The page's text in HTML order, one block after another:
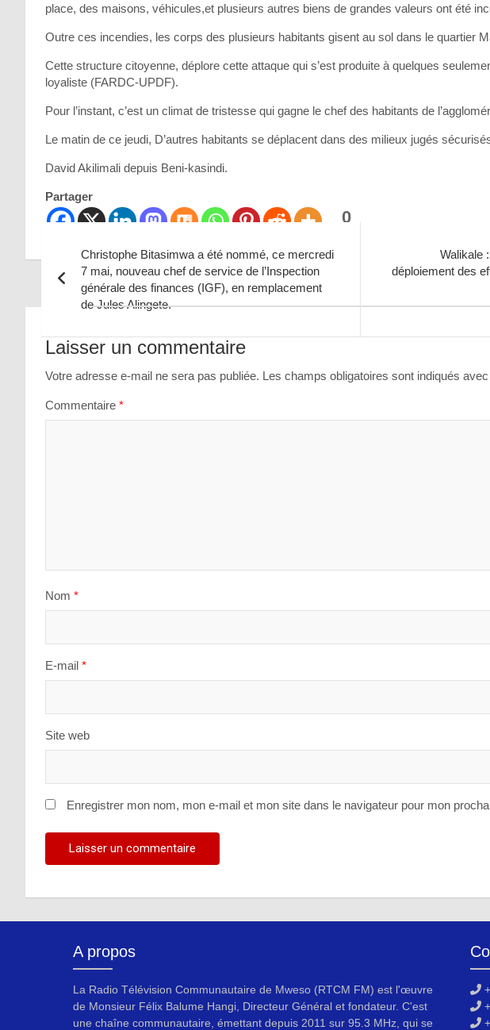
place, des maisons, véhicules,et plusieurs autres biens de grandes valeurs ont été
Outre ces incendies, les corps des plusieurs habitants gisent au sol dans le quartier
Cette structure citoyenne, déplore cette attaque qui s’est produite à quelques
loyaliste (FARDC-UPDF).
Pour l’instant, c’est un climat de tristesse qui gagne le chef des habitants de
Le matin de ce jeudi, D’autres habitants se déplacent dans des milieux jugés
David Akilimali depuis Beni-kasindi.
Partager
0
Navigation
de
l’article
Christophe Bitasimwa a été nommé, ce mercredi
7 mai, nouveau chef de service de l’Inspection
générale des finances (IGF), en remplacement
de Jules Alingete.
Walikale
déploiement des
Laisser un commentaire
Votre adresse e-mail ne sera pas publiée. Les champs obligatoires sont indiqués avec
Commentaire *
Nom *
E-mail *
Site web
Enregistrer mon nom, mon e-mail et mon site dans le navigateur pour mon
A propos
La Radio Télévision Communautaire de Mweso (RTCM FM) est l'œuvre
de Monsieur Félix Balume Hangi, Directeur Général et fondateur. C'est
une chaîne communautaire, émettant depuis 2011 sur 95.3 MHz, qui se